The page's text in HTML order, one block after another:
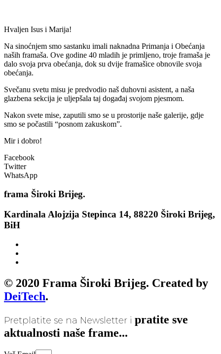
Hvaljen Isus i Marija!
Na sinoćnjem smo sastanku imali naknadna Primanja i Obećanja
naših framaša. Ove godine 40 mladih je primljeno, troje framaša je
dalo svoja prva obećanja, dok su dvije framašice obnovile svoja
obećanja.
Svečanu svetu misu je predvodio naš duhovni asistent, a naša
glazbena sekcija je uljepšala taj događaj svojom pjesmom.
Nakon svete mise, zaputili smo se u prostorije naše galerije, gdje
smo se počastili “posnom zakuskom”.
Mir i dobro!
Facebook
Twitter
WhatsApp
frama Široki Brijeg.
Kardinala Alojzija Stepinca 14, 88220 Široki Brijeg,
BiH
© 2020 Frama Široki Brijeg. Created by
DeiTech.
Pretplatite se na Newsletter i pratite sve
aktualnosti naše frame...